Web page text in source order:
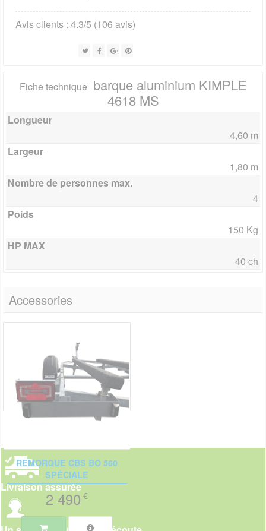
Avis clients : 4.3/5 (106 avis)
Tweet ShareGoogle+Pinterest
Fiche technique barque aluminium KIMPLE
4618 MS
Longueur
4,60 m
Largeur
1,80 m
Nombre de personnes max.
4
Poids
150 Kg
HP MAX
40 ch
Accessories
REMORQUE CBS BO 560
SPÉCIALE
2 490 €
Livraison assurée